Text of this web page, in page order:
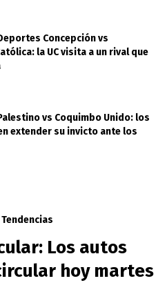
Concepción vs
la UC visita a un rival que
vs Coquimbo Unido: los
extender su invicto ante los
Tendencias
Los autos
hoy martes